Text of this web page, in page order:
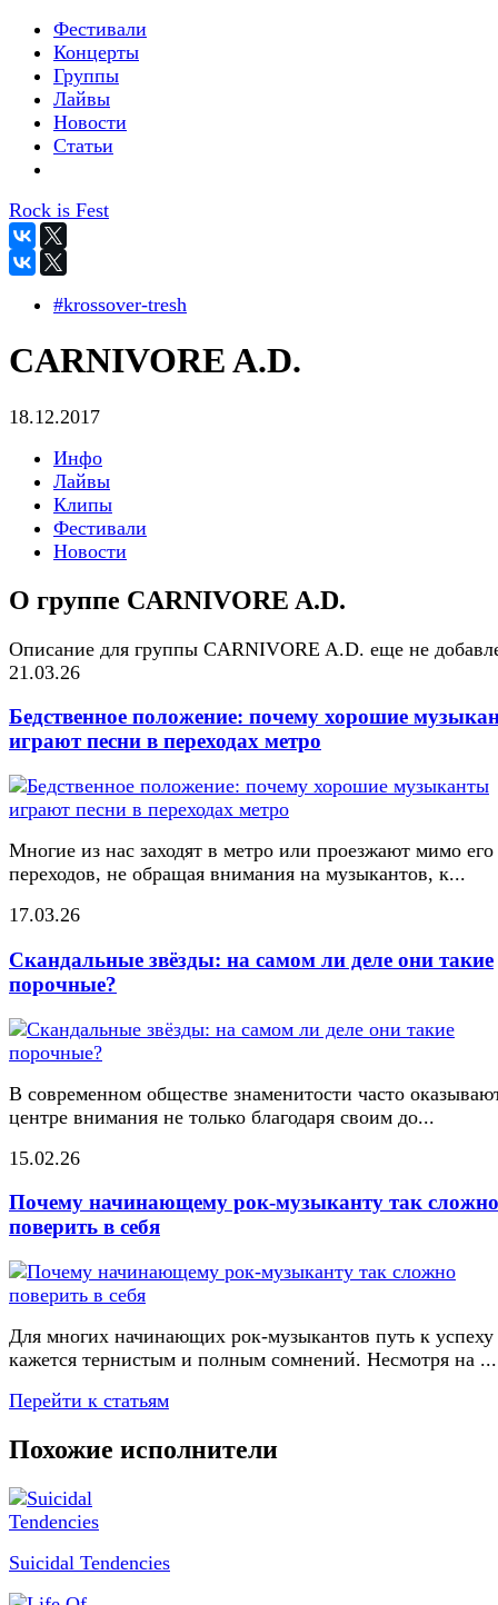
Фестивали
Концерты
Группы
Лайвы
Новости
Статьи
Rock is Fest
#krossover-tresh
CARNIVORE A.D.
18.12.2017
Инфо
Лайвы
Клипы
Фестивали
Новости
О группе CARNIVORE A.D.
Описание для группы CARNIVORE A.D. еще не
21.03.26
Бедственное положение: почему хорошие
играют песни в переходах метро
Многие из нас заходят в метро или проезжают мимо его
переходов, не обращая внимания на музыкантов, к...
17.03.26
Скандальные звёзды: на самом ли деле они такие
порочные?
В современном обществе знаменитости часто
центре внимания не только благодаря своим до...
15.02.26
Почему начинающему рок-музыканту так сложно
поверить в себя
Для многих начинающих рок-музыкантов путь к успеху
кажется тернистым и полным сомнений. Несмотря на ...
Перейти к статьям
Похожие исполнители
Suicidal Tendencies